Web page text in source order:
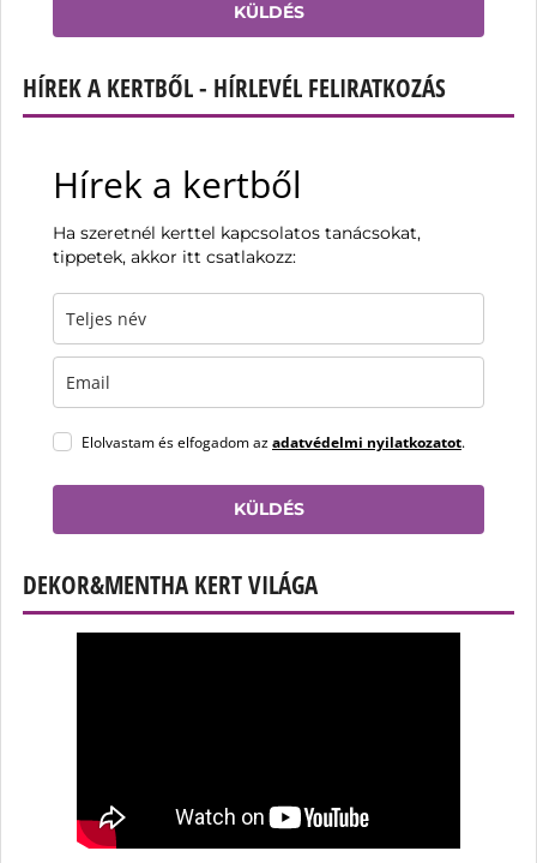
KÜLDÉS
HÍREK A KERTBŐL - HÍRLEVÉL FELIRATKOZÁS
Hírek a kertből
Ha szeretnél kerttel kapcsolatos tanácsokat,
tippetek, akkor itt csatlakozz:
Elolvastam és elfogadom azadatvédelmi nyilatkozatot.
KÜLDÉS
DEKOR&MENTHA KERT VILÁGA